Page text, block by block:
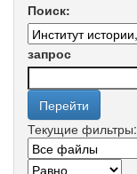
Поиск:
запрос
Текущие фильтры: